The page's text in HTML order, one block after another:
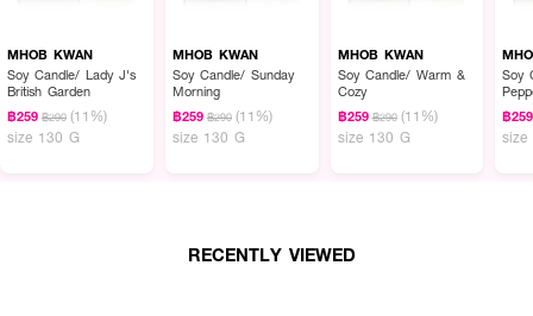
• 100% soy candle เทียนหอมไขถั่วเหลือง
• ระดับการกระจายกลิ่น: แรง (Strong)
• จุดได้นาน 20-25 ชั่วโมง
MHOB KWAN Soy Candleอย่างน้อย 30 นาที หรือจนกว่าหน้า
MHOB KWAN
Soy Candle/ Lady J's
British Garden
฿259 ฿290 (11%)
size 130 G
MHOB KWAN
Soy Candle/ Sunday
Morning
฿259 ฿290 (11%)
size 130 G
MHOB KWAN
Soy Candle/ Warm &
Cozy
฿259 ฿290 (11%)
size 130 G
Soy
฿259
size
RECENTLY VIEWED